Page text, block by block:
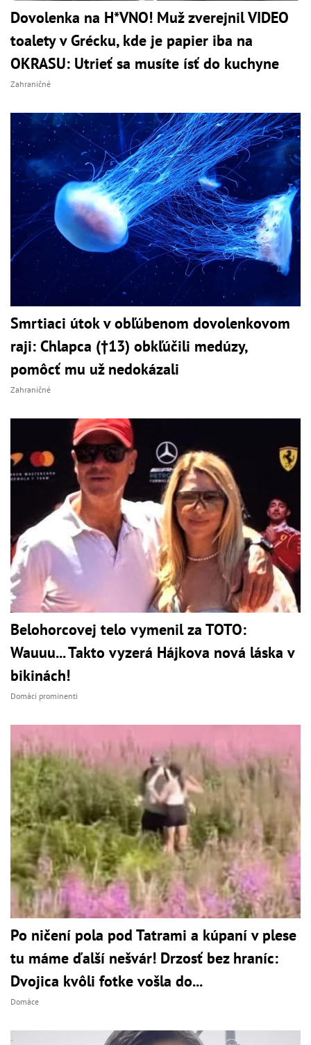
Dovolenka na H*VNO! Muž zverejnil VIDEO
toalety v Grécku, kde je papier iba na
OKRASU: Utrieť sa musíte ísť do kuchyne
Zahraničné
Smrtiaci útok v obľúbenom dovolenkovom
raji: Chlapca (†13) obkľúčili medúzy,
pomôcť mu už nedokázali
Zahraničné
Belohorcovej telo vymenil za TOTO:
Wauuu... Takto vyzerá Hájkova nová láska v
bikinách!
Domáci prominenti
Po ničení pola pod Tatrami a kúpaní v plese
tu máme ďalší nešvár! Drzosť bez hraníc:
Dvojica kvôli fotke vošla do...
Domáce